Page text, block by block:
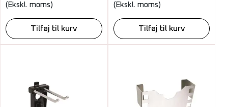
(Ekskl. moms)
Tilføj til kurv
(Ekskl. moms)
Tilføj til kurv